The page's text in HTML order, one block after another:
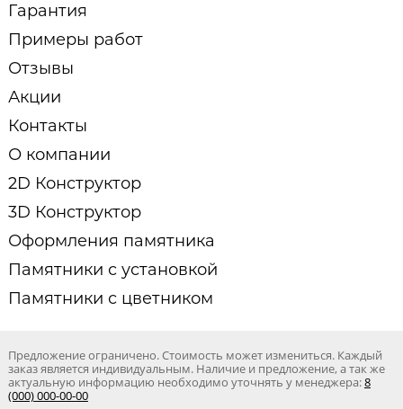
Гарантия
Примеры работ
Отзывы
Акции
Контакты
О компании
2D Конструктор
3D Конструктор
Оформления памятника
Памятники с установкой
Памятники с цветником
Предложение ограничено. Стоимость может измениться. Каждый
заказ является индивидуальным. Наличие и предложение, а так же
актуальную информацию необходимо уточнять у менеджера:8
(000) 000-00-00